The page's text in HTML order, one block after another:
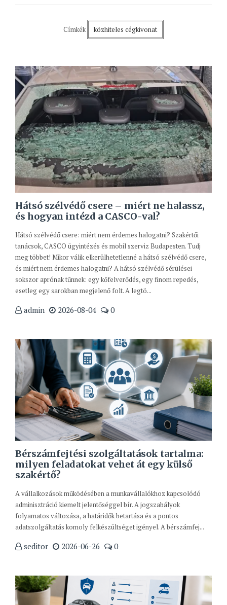
Címkék közhiteles cégkivonat
Hátsó szélvédő csere – miért ne halassz,
és hogyan intézd a CASCO-val?
Hátsó szélvédő csere: miért nem érdemes halogatni? Szakértői
tanácsok, CASCO ügyintézés és mobil szerviz Budapesten. Tudj
meg többet! Mikor válik elkerülhetetlenné a hátsó szélvédő csere,
és miért nem érdemes halogatni? A hátsó szélvédő sérülései
sokszor aprónak tűnnek: egy kőfelverődés, egy finom repedés,
esetleg egy sarokban megjelenő folt. A legtö...
admin 2026-08-04 0
Bérszámfejtési szolgáltatások tartalma:
milyen feladatokat vehet át egy külső
szakértő?
A vállalkozások működésében a munkavállalókhoz kapcsolódó
adminisztráció kiemelt jelentőséggel bír. A jogszabályok
folyamatos változása, a határidők betartása és a pontos
adatszolgáltatás komoly felkészültséget igényel. A bérszámfej...
seditor 2026-06-26 0